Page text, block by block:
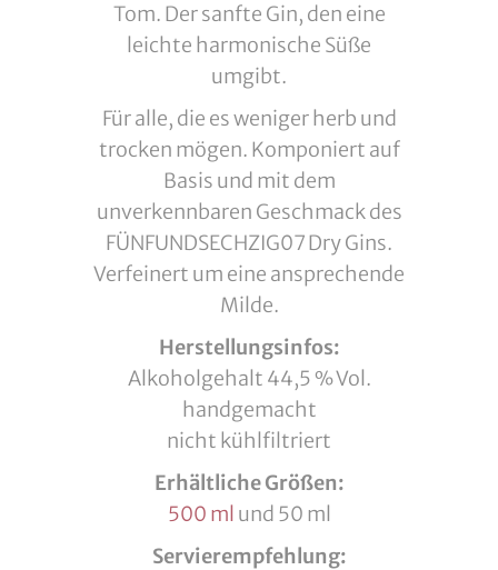
Tom. Der sanfte Gin, den eine
leichte harmonische Süße
umgibt.
Für alle, die es weniger herb und
trocken mögen. Komponiert auf
Basis und mit dem
unverkennbaren Geschmack des
FÜNFUNDSECHZIG07 Dry Gins.
Verfeinert um eine ansprechende
Milde.
Herstellungsinfos:
Alkoholgehalt 44,5 % Vol.
handgemacht
nicht kühlfiltriert
Erhältliche Größen:
500 ml und 50 ml
Servierempfehlung: